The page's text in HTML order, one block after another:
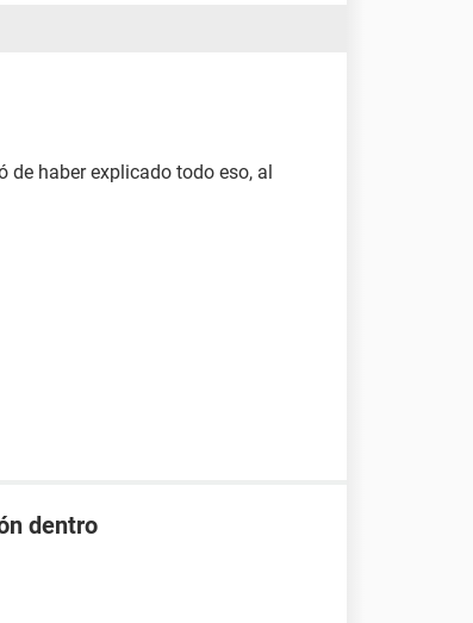
de haber explicado todo eso, al
dentro